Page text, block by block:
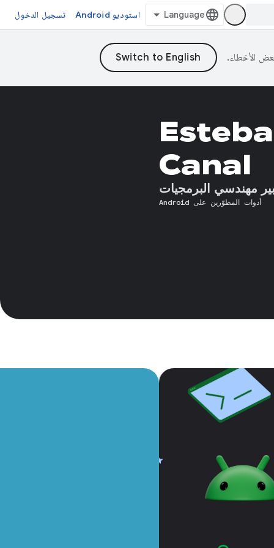
استوديو Android تسجيل الدخول
Canal
مهندسي البرمجيات
أدوات المطوّرين على Android